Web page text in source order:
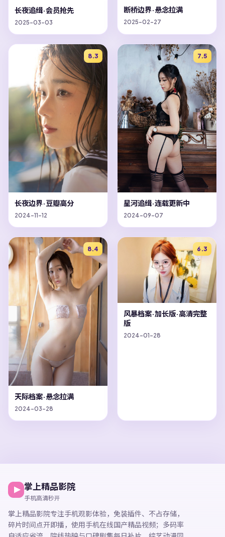
长夜追缉·会员抢先
2025-03-03
断桥边界·悬念拉满
2025-02-27
8.3
长夜边界·豆瓣高分
2024-11-12
7.5
星河追缉·连载更新中
2024-09-07
8.4
天际档案·悬念拉满
2024-03-28
6.3
风暴档案·加长版·高清完整
版
2024-01-28
掌上精品影院
手机高清秒开
掌上精品影院专注手机观影体验， 免装插件、不占存储，
碎片时间点开即播， 使用手机在线国产精品视频；多码率